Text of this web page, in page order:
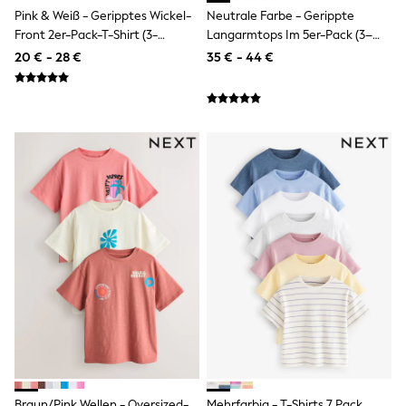
Sandals & Sliders
Rash Vests
Sun Safe Swimwear
Sun Hats & Caps
Shackets
Gilets
Fleeces
Teddy Borg
Puffers
Snowsuits
All Footwear
New In
Boots
Half Sizes
Slippers
Trainers
Wide Fit
Underwear
Pink & Weiß - Geripptes Wickel-
Front 2er-Pack-T-Shirt (3-
16Jahre)
20 € - 28 €
Neutrale Farbe - Gerippte
Langarmtops Im 5er-Pack (3–
16 J.)
35 € - 44 €